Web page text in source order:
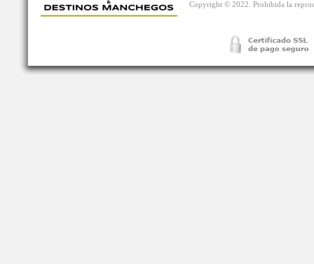
Copyright © 2022. Prohibida la